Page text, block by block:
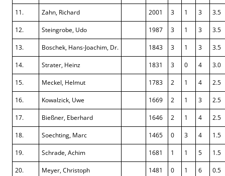
11. Zahn, Richard 2001 3 1 3 3.5
12. Steingrobe, Udo 1987 3 1 3 3.5
13. Boschek, Hans-Joachim, Dr. 1843 3 1 3 3.5
14. Strater, Heinz 1831 3 0 4 3.0
15. Meckel, Helmut 1783 2 1 4 2.5
16. Kowalzick, Uwe 1669 2 1 3 2.5
17. Bießner, Eberhard 1646 2 1 4 2.5
18. Soechting, Marc 1465 0 3 4 1.5
19. Schrade, Achim 1681 1 1 5 1.5
20. Meyer, Christoph 1481 0 1 6 0.5